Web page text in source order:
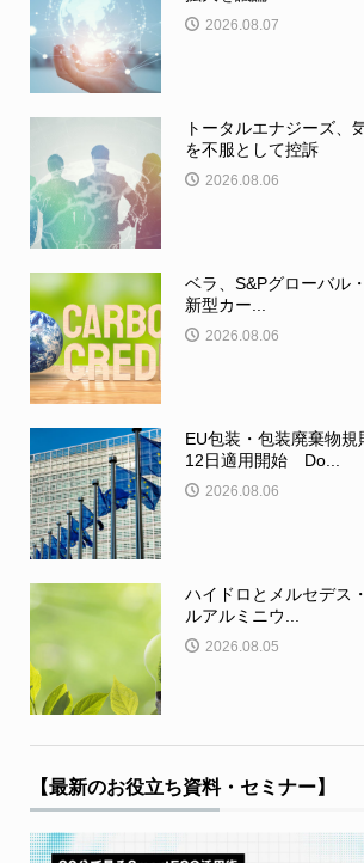
2026.08.07
トータルエナジーズ、
を不服として控訴
2026.08.06
ベラ、S&Pグローバル
新型カー...
2026.08.06
EU包装・包装廃棄物規
12日適用開始 Do...
2026.08.06
ハイドロとメルセデス
ルアルミニウ...
2026.08.05
【最新のお役立ち資料・セミナー】